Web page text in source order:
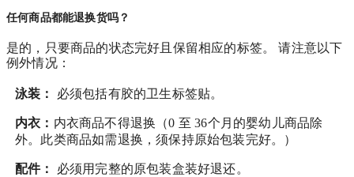
任何商品都能退换货吗？
是的，只要商品的状态完好且保留相应的标签。 请注意以下
例外情况：
泳装： 必须包括有胶的卫生标签贴。
内衣： 内衣商品不得退换（0 至 36个月的婴幼儿商品除
外。此类商品如需退换，须保持原始包装完好。）
配件： 必须用完整的原包装盒装好退还。